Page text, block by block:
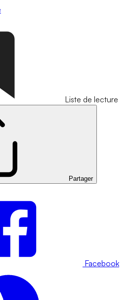
Liste de lecture
Partager
Facebook